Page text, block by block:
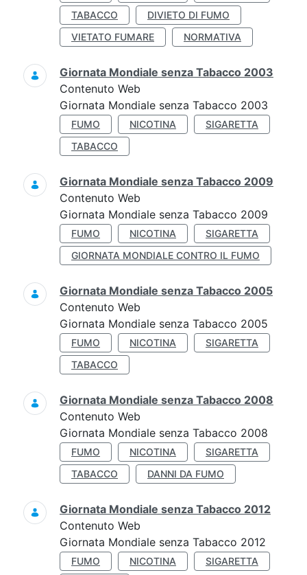
TABACCO
DIVIETO DI FUMO
VIETATO FUMARE
NORMATIVA
Giornata Mondiale senza Tabacco 2003
Contenuto Web
Giornata Mondiale senza Tabacco 2003
FUMO NICOTINA
SIGARETTA
TABACCO
Giornata Mondiale senza Tabacco 2009
Contenuto Web
Giornata Mondiale senza Tabacco 2009
FUMO NICOTINA
SIGARETTA
GIORNATA MONDIALE CONTRO IL FUMO
Giornata Mondiale senza Tabacco 2005
Contenuto Web
Giornata Mondiale senza Tabacco 2005
FUMO NICOTINA
SIGARETTA
TABACCO
Giornata Mondiale senza Tabacco 2008
Contenuto Web
Giornata Mondiale senza Tabacco 2008
FUMO NICOTINA
SIGARETTA
TABACCO
DANNI DA FUMO
Giornata Mondiale senza Tabacco 2012
Contenuto Web
Giornata Mondiale senza Tabacco 2012
FUMO NICOTINA SIGARETTA